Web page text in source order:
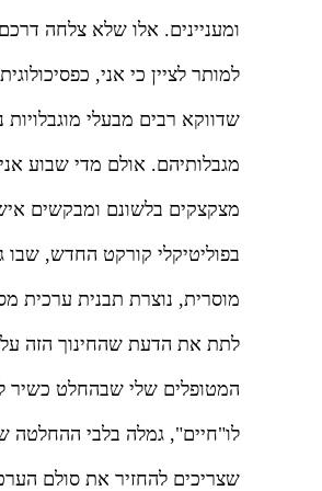
ומעניינים. אלו שלא צלחה
למותר לציין כי אני,
שדווקא רבים מבעלי
מגבלותיהם. אולם מדי שבוע
מצקצקים בלשונם ומבקשים
בפוליטיקלי קורקט החדש,
מוסרית, נוצרת תבנית ערכית
לתת את הדעת שהחינוך הזה
המטופלים שלי שבהחלט כשיר
לו"חיים", גמלה בלבי ההחלטה
שצריכים להחזיר את סולם